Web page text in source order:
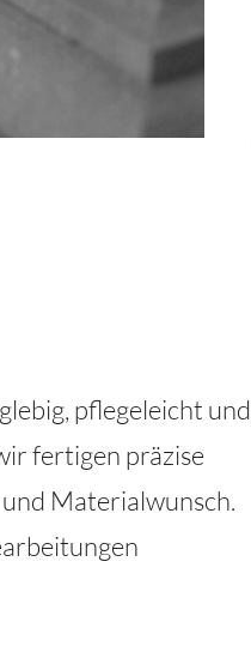
pflegeleicht und
fertigen präzise
Materialwunsch.